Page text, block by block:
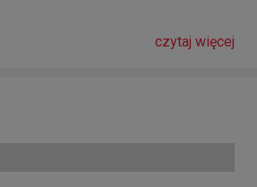
czytaj więcej